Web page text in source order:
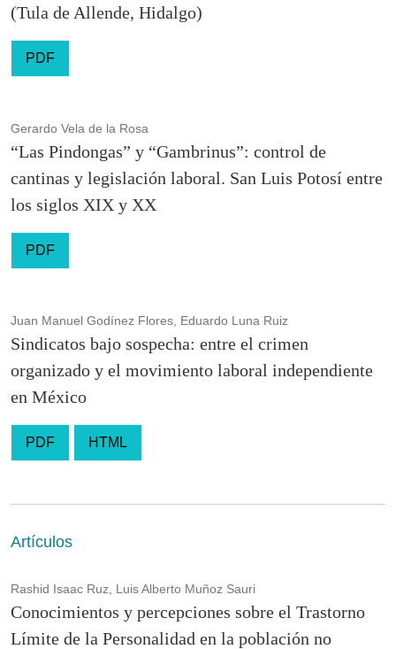
(Tula de Allende, Hidalgo)
PDF
Gerardo Vela de la Rosa
“Las Pindongas” y “Gambrinus”: control de
cantinas y legislación laboral. San Luis Potosí entre
los siglos XIX y XX
PDF
Juan Manuel Godínez Flores, Eduardo Luna Ruiz
Sindicatos bajo sospecha: entre el crimen
organizado y el movimiento laboral independiente
en México
PDF HTML
Artículos
Rashid Isaac Ruz, Luis Alberto Muñoz Sauri
Conocimientos y percepciones sobre el Trastorno
Límite de la Personalidad en la población no